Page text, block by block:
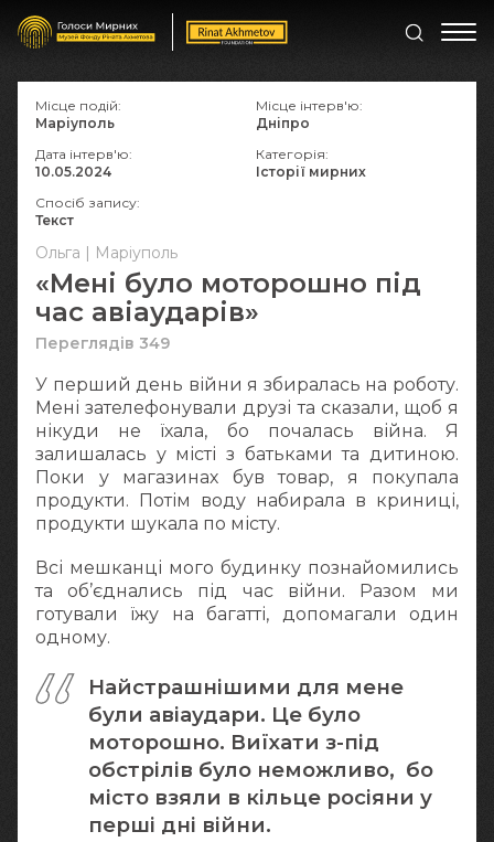
Ольга | Маріуполь
«Мені було моторошно під
час авіаударів»
Переглядів 349
У перший день війни я збиралась на роботу.
Мені зателефонували друзі та сказали, щоб я
нікуди не їхала, бо почалась війна. Я
залишалась у місті з батьками та дитиною.
Поки у магазинах був товар, я покупала
продукти. Потім воду набирала в криниці,
продукти шукала по місту.
Всі мешканці мого будинку познайомились
та об’єднались під час війни. Разом ми
готували їжу на багатті, допомагали один
одному.
Найстрашнішими для мене
були авіаудари. Це було
моторошно. Виїхати з-під
обстрілів було неможливо, бо
місто взяли в кільце росіяни у
перші дні війни.
Місце подій:
Маріуполь
Місце інтерв'ю:
Дніпро
Дата інтерв'ю:
10.05.2024
Категорія:
Історії мирних
Спосіб запису:
Текст